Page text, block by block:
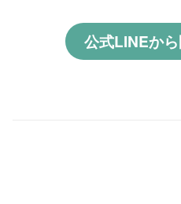
公式LINEか